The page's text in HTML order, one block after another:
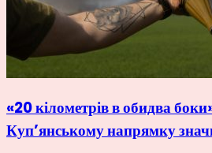
«20 кілометрів в обидва
Куп’янському напрямку